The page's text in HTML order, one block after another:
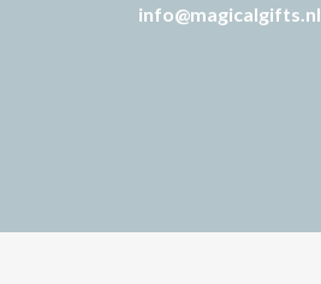
info@magicalgifts.nl